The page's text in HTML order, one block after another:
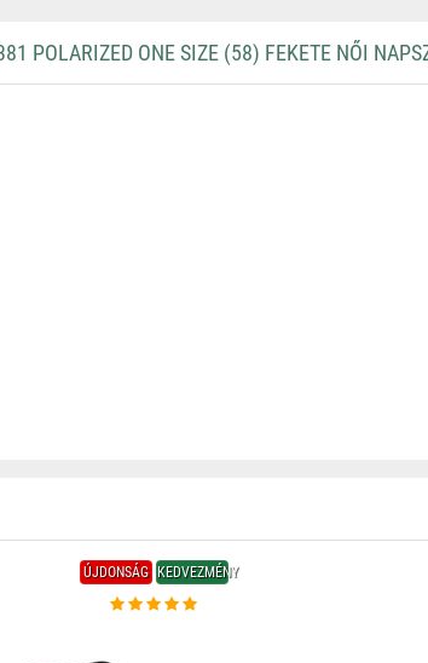
POLARIZED ONE SIZE (58) FEKETE NŐI
ÚJDONSÁG KEDVEZMÉNY